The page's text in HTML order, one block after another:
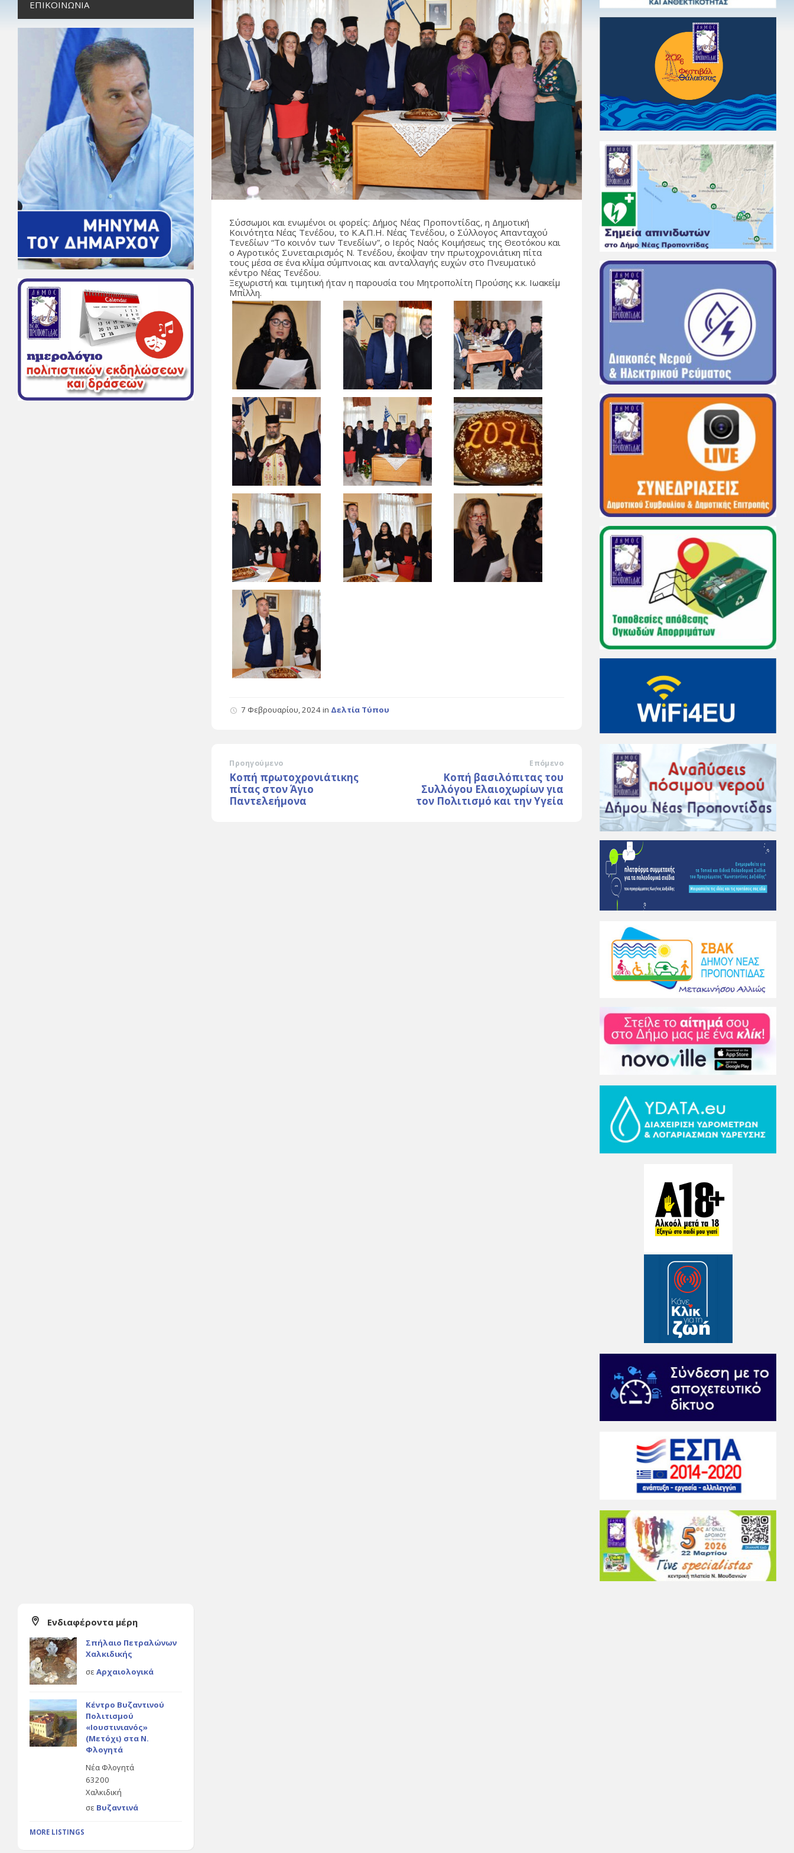
Σύσσωμοι και ενωμένοι οι φορείς: Δήμος Νέας Προποντίδας, η Δημοτική
Κοινότητα Νέας Τενέδου, το Κ.Α.Π.Η. Νέας Τενέδου, ο Σύλλογος Απανταχού
Τενεδίων “Το κοινόν των Τενεδίων”, ο Ιερός Ναός Κοιμήσεως της Θεοτόκου και
ο Αγροτικός Συνεταιρισμός Ν. Τενέδου, έκοψαν την πρωτοχρονιάτικη πίτα
τους μέσα σε ένα κλίμα σύμπνοιας και ανταλλαγής ευχών στο Πνευματικό
κέντρο Νέας Τενέδου.
Ξεχωριστή και τιμητική ήταν η παρουσία του Μητροπολίτη Προύσης κ.κ. Ιωακείμ
Μπίλλη.
7 Φεβρουαρίου, 2024in Δελτία Τύπου
Προηγούμενο
Κοπή πρωτοχρονιάτικης
πίτας στον Άγιο
Παντελεήμονα
Επόμενο
Κοπή βασιλόπιτας του
Συλλόγου Ελαιοχωρίων για
τον Πολιτισμό και την Υγεία
ΕΠΙΚΟΙΝΩΝΊΑ
Ενδιαφέροντα μέρη
Σπήλαιο Πετραλώνων
Χαλκιδικής
σε Αρχαιολογικά
Κέντρο Βυζαντινού
Πολιτισμού
«Ιουστινιανός»
(Μετόχι) στα Ν.
Φλογητά
Νέα Φλογητά
63200
Χαλκιδική
σε Βυζαντινά
MORE LISTINGS